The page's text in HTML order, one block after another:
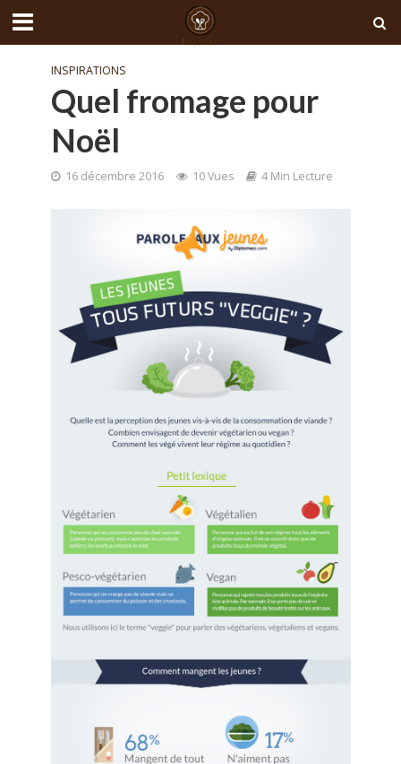
INSPIRATIONS
Quel fromage pour
Noël
16 décembre 2016 10 Vues 4 Min Lecture